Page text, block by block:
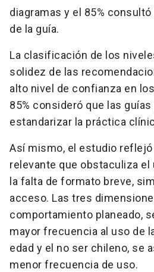
diagramas y el 85%
de la guía.
La clasificación de los
solidez de las
alto nivel de confianza en
85% consideró que las guías
estandarizar la práctica
Así mismo, el estudio reflejó
relevante que obstaculiza el
la falta de formato breve,
acceso. Las tres
comportamiento planeado,
mayor frecuencia al uso de
edad y el no ser chileno, se
menor frecuencia de uso.